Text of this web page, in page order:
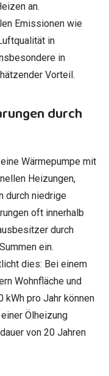
an.
Emissionen wie
in
in
Vorteil.
durch
Wärmepumpe mit
Heizungen,
durch niedrige
oft innerhalb
durch
ein.
dies: Bei einem
Wohnfläche und
kWh pro Jahr können
Ölheizung
von 20 Jahren